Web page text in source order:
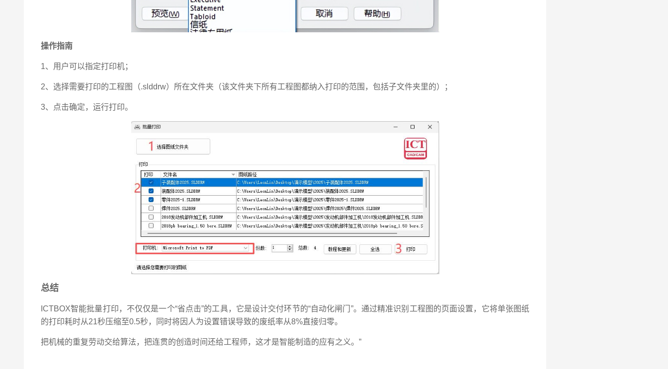
操作指南
1、用户可以指定打印机；
2、选择需要打印的工程图（.slddrw）所在文件夹（该文件夹下所有工程图都纳入打印的范围，包括子文件夹里的）；
3、点击确定，运行打印。
总结
ICTBOX智能批量打印，不仅仅是一个“省点击”的工具，它是设计交付环节的“自动化闸门”。通过精准识别工程图的页面设置，它将单张图纸
的打印耗时从21秒压缩至0.5秒，同时将因人为设置错误导致的废纸率从8%直接归零。
把机械的重复劳动交给算法，把连贯的创造时间还给工程师，这才是智能制造的应有之义。”